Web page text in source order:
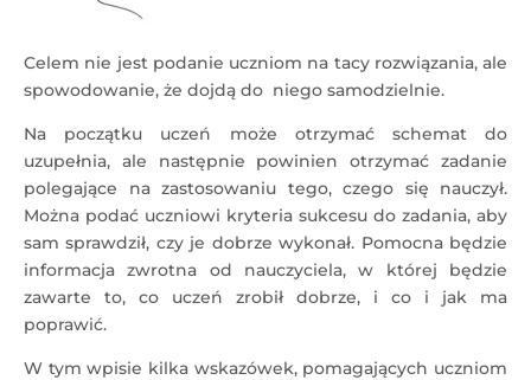
Celem nie jest podanie uczniom na tacy rozwiązania, ale
spowodowanie, że dojdą do niego samodzielnie.
Na początku uczeń może otrzymać schemat do
uzupełnia, ale następnie powinien otrzymać zadanie
polegające na zastosowaniu tego, czego się nauczył.
Można podać uczniowi kryteria sukcesu do zadania, aby
sam sprawdził, czy je dobrze wykonał. Pomocna będzie
informacja zwrotna od nauczyciela, w której będzie
zawarte to, co uczeń zrobił dobrze, i co i jak ma
poprawić.
W tym wpisie kilka wskazówek, pomagających uczniom